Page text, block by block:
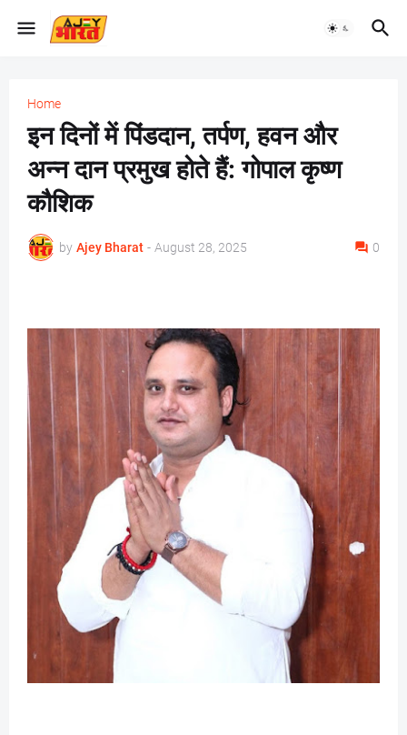
Home
इन दिनों में पिंडदान, तर्पण, हवन और
अन्न दान प्रमुख होते हैं: गोपाल कृष्ण
कौशिक
by Ajey Bharat - August 28, 2025 0